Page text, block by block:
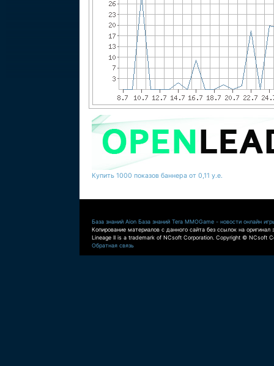
Купить 1000 показов баннера от 0,11 у.е.
База знаний Aion База знаний Tera MMOGame - новости онлайн
Копирование материалов с данного сайта без ссылок на оригинал
Lineage II is a trademark of NCsoft Corporation. Copyright © NCsoft
Обратная связь